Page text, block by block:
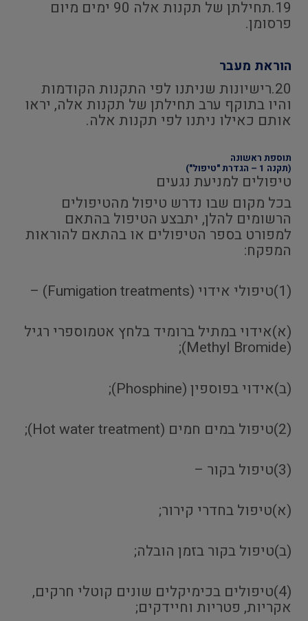
19.תחילתן של תקנות אלה 90 ימים מיום
פרסומן.
הוראת מעבר
20.רישיונות שניתנו לפי התקנות הקודמות
והיו בתוקף ערב תחילתן של תקנות אלה, יראו
אותם כאילו ניתנו לפי תקנות אלה.
תוספת ראשונה
(תקנה 1 – הגדרת "טיפול")
טיפולים למניעת נגעים
בכל מקום שבו נדרש טיפול מהטיפולים
הרשומים להלן, יתבצע הטיפול בהתאם
למפורט בספר הטיפולים או בהתאם להוראות
המפקח:
(1)טיפולי אידוי (Fumigation treatments) –
(א)אידוי במתיל ברומיד בלחץ אטמוספרי רגיל
(Methyl Bromide);
(ב)אידוי בפוספין (Phosphine);
(2)טיפול במים חמים (Hot water treatment);
(3)טיפול בקור –
(א)טיפול בחדרי קירור;
(ב)טיפול בקור בזמן הובלה;
(4)טיפולים בכימיקלים שונים קוטלי חרקים,
אקריות, פטריות וחיידקים;